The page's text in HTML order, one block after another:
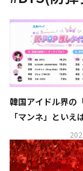
韓国アイドル界の
「マンネ」といえ
推しタイプ別調査
かに